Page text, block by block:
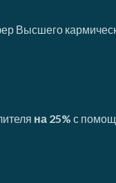
Высшего
на 25% с